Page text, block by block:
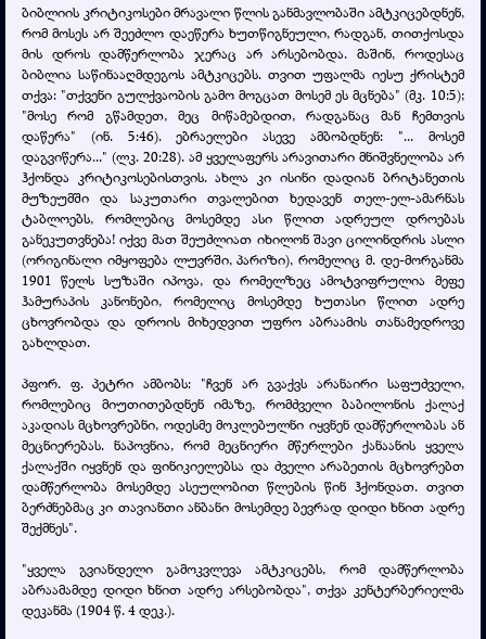
ბიბლიის კრიტიკოსები მრავალი წლის განმავლობაში ამტკიცებდნენ,
რომ მოსეს არ შეეძლო დაეწერა ხუთწიგნეული, რადგან, თითქოსდა
მის დროს დამწერლობა ჯერაც არ არსებობდა. მაშინ, როდესაც
ბიბლია საწინააღმდეგოს ამტკიცებს. თვით უფალმა იესუ ქრისტემ
თქვა: "თქვენი გულქვაობის გამო მოგცათ მოსემ ეს მცნება" (მკ. 10:5);
"მოსე რომ გწამდეთ, მეც მიწამებდით, რადგანაც მან ჩემთვის
დაწერა" (ინ. 5:46). ებრაელები ასევე ამბობდნენ: "... მოსემ
დაგვიწერა..." (ლკ. 20:28). ამ ყველაფერს არავითარი მნიშვნელობა არ
ჰქონდა კრიტიკოსებისთვის. ახლა კი ისინი დადიან ბრიტანეთის
მუზეუმში და საკუთარი თვალებით ხედავენ თელ-ელ-ამარნას
ტაბლოებს, რომლებიც მოსემდე ასი წლით ადრეულ დროებას
განეკუთვნება! იქვე მათ შეუძლიათ იხილონ შავი ცილინდრის ასლი
(ორიგინალი იმყოფება ლუვრში, პარიზი), რომელიც მ. დე-მორგანმა
1901 წელს სუზაში იპოვა, და რომელზეც ამოტვიფრულია მეფე
ჰამურაპის კანონები, რომელიც მოსემდე ხუთასი წლით ადრე
ცხოვრობდა და დროის მიხედვით უფრო აბრაამის თანამედროვე
გახლდათ.
პფორ. ფ. პეტრი ამბობს: "ჩვენ არ გვაქვს არანაირი საფუძველი,
რომლებიც მიუთითებდნენ იმაზე, რომძველი ბაბილონის ქალაქ
აკადიას მცხოვრებნი, ოდესმე მოკლებულნი იყვნენ დამწერლობას ან
მეცნიერებას. ნაპოვნია, რომ მეცნიერი მწერლები ქანაანის ყველა
ქალაქში იყვნენ და ფინიკიელებსა და ძველი არაბეთის მცხოვრებთ
დამწერლობა მოსემდე ასეულობით წლების წინ ჰქონდათ. თვით
ბერძნებმაც კი თავიანთი ანბანი მოსემდე ბევრად დიდი ხნით ადრე
შექმნეს".
"ყველა გვიანდელი გამოკვლევა ამტკიცებს, რომ დამწერლობა
აბრაამამდე დიდი ხნით ადრე არსებობდა", თქვა კენტერბერიელმა
დეკანმა (1904 წ. 4 დეკ.).